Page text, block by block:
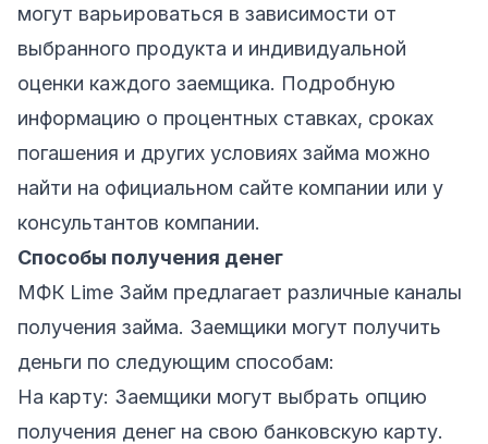
могут варьироваться в зависимости от
выбранного продукта и индивидуальной
оценки каждого заемщика. Подробную
информацию о процентных ставках, сроках
погашения и других условиях займа можно
найти на официальном сайте компании или у
консультантов компании.
Способы получения денег
МФК Lime Займ предлагает различные каналы
получения займа. Заемщики могут получить
деньги по следующим способам:
На карту: Заемщики могут выбрать опцию
получения денег на свою банковскую карту.